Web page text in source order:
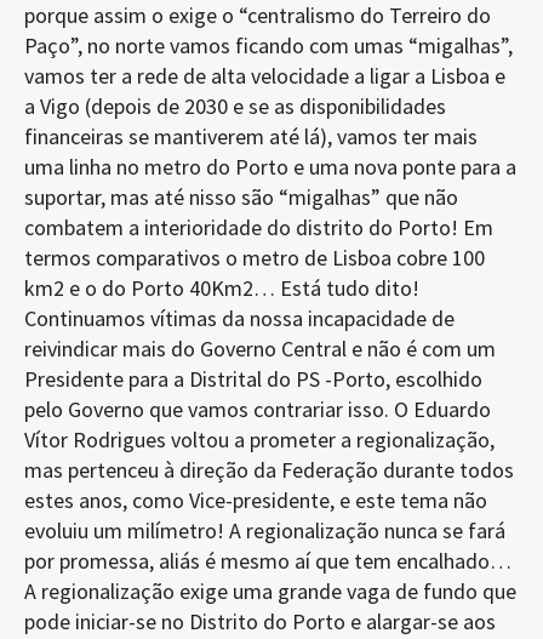
porque assim o exige o “centralismo do Terreiro do
Paço”, no norte vamos ficando com umas “migalhas”,
vamos ter a rede de alta velocidade a ligar a Lisboa e
a Vigo (depois de 2030 e se as disponibilidades
financeiras se mantiverem até lá), vamos ter mais
uma linha no metro do Porto e uma nova ponte para a
suportar, mas até nisso são “migalhas” que não
combatem a interioridade do distrito do Porto! Em
termos comparativos o metro de Lisboa cobre 100
km2 e o do Porto 40Km2… Está tudo dito!
Continuamos vítimas da nossa incapacidade de
reivindicar mais do Governo Central e não é com um
Presidente para a Distrital do PS -Porto, escolhido
pelo Governo que vamos contrariar isso. O Eduardo
Vítor Rodrigues voltou a prometer a regionalização,
mas pertenceu à direção da Federação durante todos
estes anos, como Vice-presidente, e este tema não
evoluiu um milímetro! A regionalização nunca se fará
por promessa, aliás é mesmo aí que tem encalhado…
A regionalização exige uma grande vaga de fundo que
pode iniciar-se no Distrito do Porto e alargar-se aos